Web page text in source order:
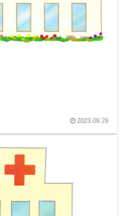
2023.09.29